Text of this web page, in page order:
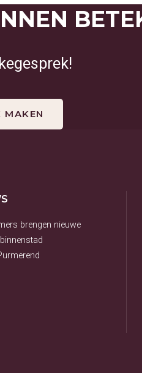
MAKEN
brengen nieuwe